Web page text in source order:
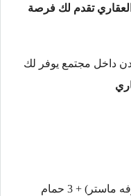
تقدم لك فرصة
داخل مجتمع يوفر لك